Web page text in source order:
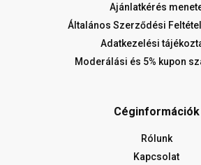
Ajánlatkérés
Általános Szerződési
Adatkezelési
Moderálási és 5% kupon
Céginformációk
Rólunk
Kapcsolat